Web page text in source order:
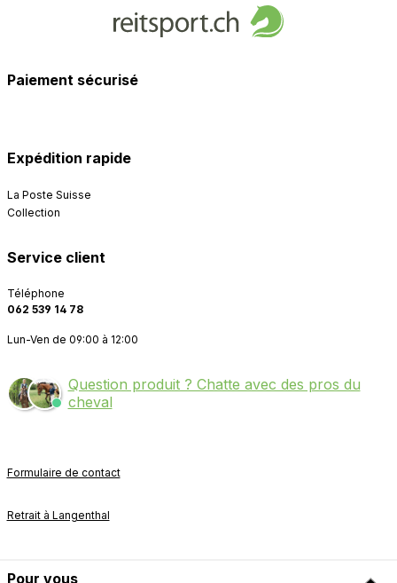
Paiement sécurisé
Expédition rapide
La Poste Suisse
Collection
Service client
Téléphone
062 539 14 78
Lun-Ven de 09:00 à 12:00
Question produit ? Chatte avec des pros du
cheval
Formulaire de contact
Retrait à Langenthal
Pour vous